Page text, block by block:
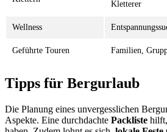
Kletterer
Wellness
Geführte Touren Familien,
Tipps für Bergurlaub
Die Planung eines unvergesslichen
Aspekte. Eine durchdachte Packliste